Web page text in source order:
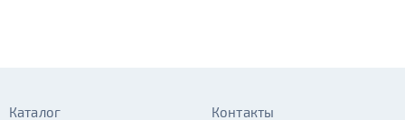
Каталог Контакты